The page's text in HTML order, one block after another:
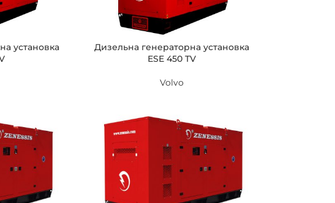
установка
Дизельна генераторна установка
ESE 450 TV
Volvo